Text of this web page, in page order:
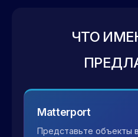
ЧТО
Matterport
Представьте объекты